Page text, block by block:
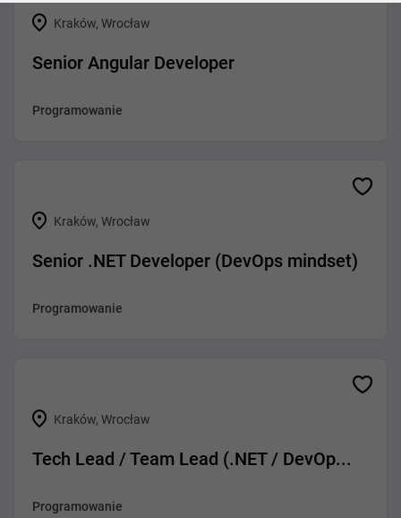
Kraków, Wrocław
Senior Angular Developer
Programowanie
Kraków, Wrocław
Senior .NET Developer (DevOps mindset)
Programowanie
Kraków, Wrocław
Tech Lead / Team Lead (.NET / DevOp...
Programowanie